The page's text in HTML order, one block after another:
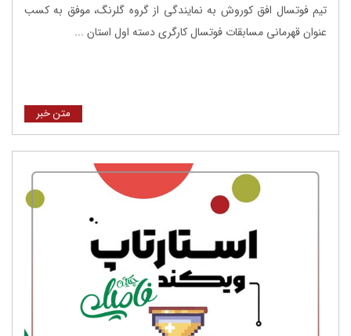
تیم فوتسال افق کوروش به نمایندگی از گروه گلرنگ، موفق به کسب
عنوان قهرمانی مسابقات فوتسال کارگری دسته اول استان ...
متن خبر